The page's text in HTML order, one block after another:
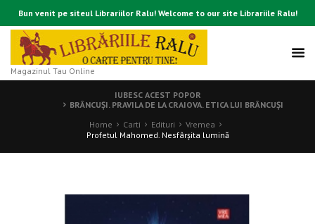
Bun venit pe siteul Librariilor Ralu! Welcome to our site Librariile Ralu!
Magazinul Tau Online
IUBESC ACEST POPOR
BRÂNCUȘI. PRAVILA DE LA CRAIOVA. ETICA LUI BRÂNCUȘI
Home
Carti Edituri
Vremea
Profetul Mahomed. Nesfârșita lumină